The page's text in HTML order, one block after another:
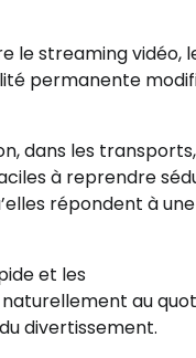
le streaming vidéo,
permanente
dans les transports,
à reprendre
répondent à une
et les
naturellement au
divertissement.